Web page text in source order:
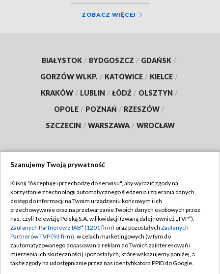
ZOBACZ WIĘCEJ
BIAŁYSTOK / BYDGOSZCZ / GDAŃSK /
GORZÓW WLKP. / KATOWICE / KIELCE /
KRAKÓW / LUBLIN / ŁÓDŹ / OLSZTYN /
OPOLE / POZNAŃ / RZESZÓW /
SZCZECIN / WARSZAWA / WROCŁAW
TVP
Abonament TVP
Emisja w TVP
Centrum informacji TVP
Naziemna Telewizja Cyfrowa
Regulamin TVP
Polityka prywatności
Moje zgody
Pomoc
Szanujemy Twoją prywatność
Kliknij "Akceptuję i przechodzę do serwisu", aby wyrazić zgody na
korzystanie z technologii automatycznego śledzenia i zbierania danych,
dostęp do informacji na Twoim urządzeniu końcowym i ich
przechowywanie oraz na przetwarzanie Twoich danych osobowych przez
nas, czyli Telewizję Polską S.A. w likwidacji (zwaną dalej również „TVP”),
Zaufanych Partnerów z IAB* (1201 firm) oraz pozostałych Zaufanych
Partnerów TVP (93 firm), w celach marketingowych (w tym do
zautomatyzowanego dopasowania reklam do Twoich zainteresowań i
mierzenia ich skuteczności) i pozostałych, które wskazujemy poniżej, a
także zgody na udostępnianie przez nas identyfikatora PPID do Google.